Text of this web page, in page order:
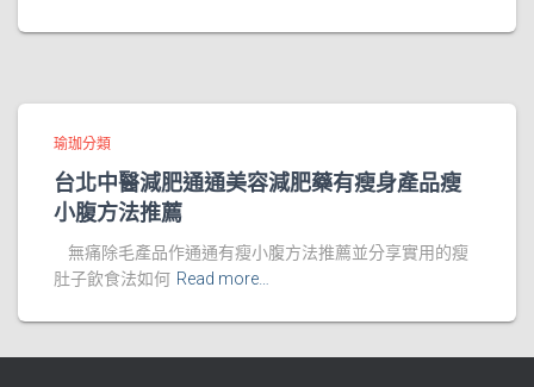
瑜珈分類
台北中醫減肥通通美容減肥藥有瘦身產品瘦
小腹方法推薦
無痛除毛產品作通通有瘦小腹方法推薦並分享實用的瘦
肚子飲食法如何 Read more…